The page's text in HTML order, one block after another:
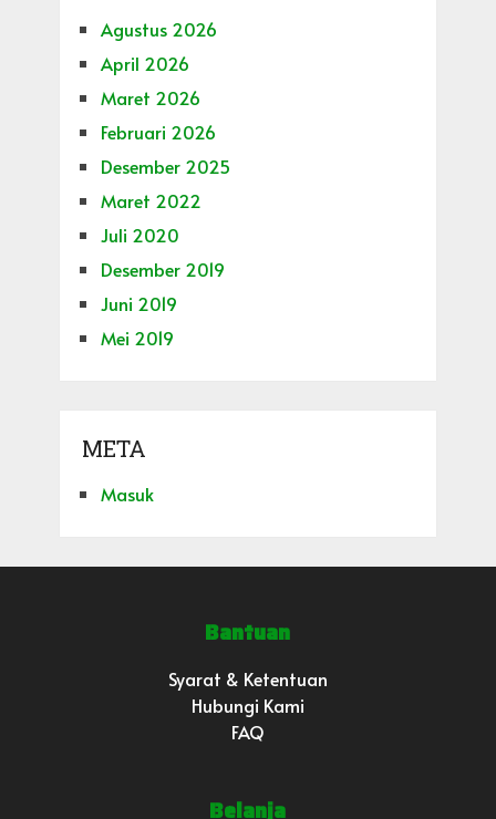
Agustus 2026
April 2026
Maret 2026
Februari 2026
Desember 2025
Maret 2022
Juli 2020
Desember 2019
Juni 2019
Mei 2019
META
Masuk
Bantuan
Syarat & Ketentuan
Hubungi Kami
FAQ
Belanja